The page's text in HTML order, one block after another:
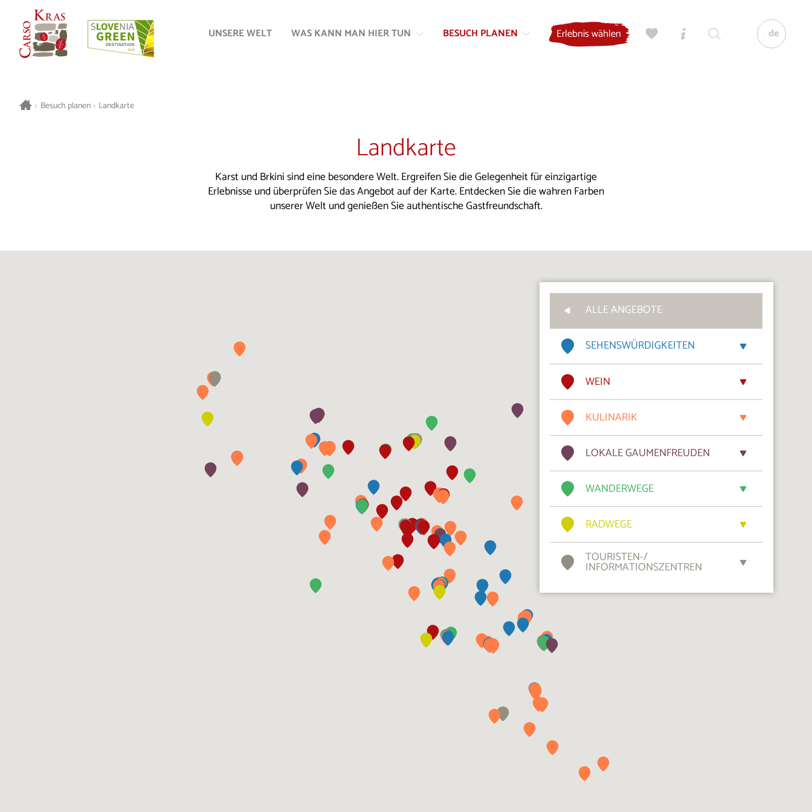
Inhalt
Navigation
UNSERE WELT WAS KANN MAN HIER TUN BESUCH PLANEN Erlebnis wählen de
> Besuch planen > Landkarte
Landkarte
Karst und Brkini sind eine besondere Welt. Ergreifen Sie die Gelegenheit für einzigartige
Erlebnisse und überprüfen Sie das Angebot auf der Karte. Entdecken Sie die wahren Farben
unserer Welt und genießen Sie authentische Gastfreundschaft.
ALLE ANGEBOTE
SEHENSWÜRDIGKEITEN
WEIN
KULINARIK
LOKALE GAUMENFREUDEN
WANDERWEGE
RADWEGE
TOURISTEN-/
INFORMATIONSZENTREN